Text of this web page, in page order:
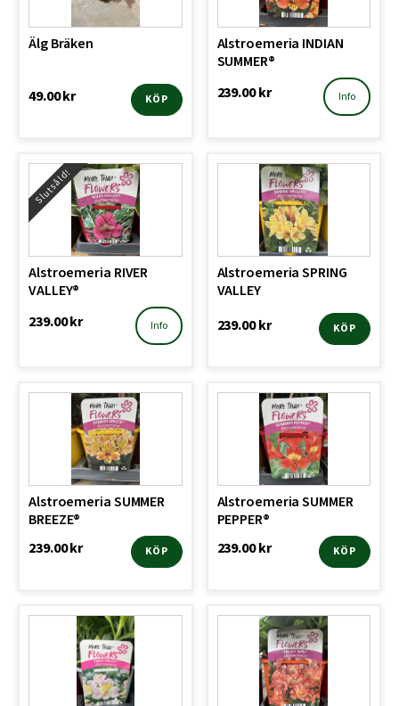
Älg Bräken
49.00kr KÖP
Alstroemeria INDIAN
SUMMER®
239.00kr Info
Slutsåld!
Alstroemeria RIVER
VALLEY®
239.00kr Info
Alstroemeria SPRING
VALLEY
239.00kr KÖP
Alstroemeria SUMMER
BREEZE®
239.00kr KÖP
Alstroemeria SUMMER
PEPPER®
239.00kr KÖP